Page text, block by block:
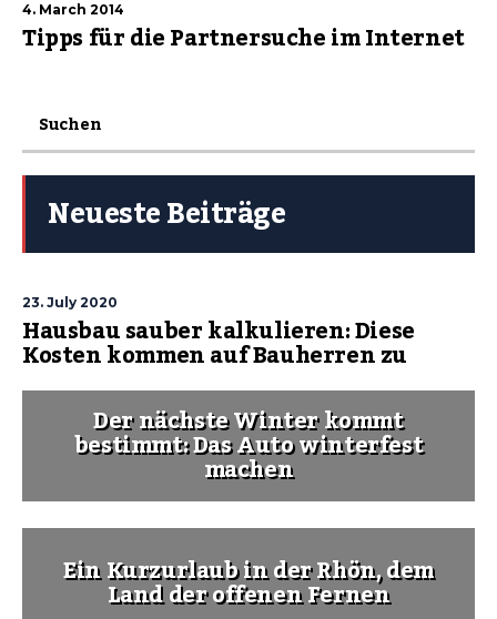
4. March 2014
Tipps für die Partnersuche im Internet
Neueste Beiträge
23. July 2020
Hausbau sauber kalkulieren: Diese
Kosten kommen auf Bauherren zu
Der nächste Winter kommt
bestimmt: Das Auto winterfest
machen
Ein Kurzurlaub in der Rhön, dem
Land der offenen Fernen